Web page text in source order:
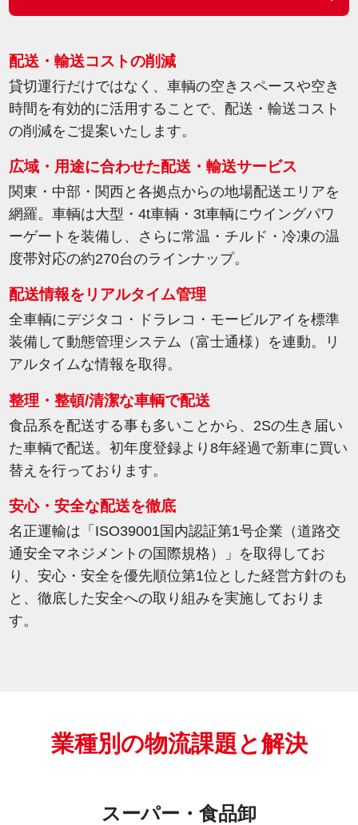
配送・輸送コストの削減
貸切運行だけではなく、車輌の空きスペースや空き
時間を有効的に活用することで、配送・輸送コスト
の削減をご提案いたします。
広域・用途に合わせた配送・輸送サービス
関東・中部・関西と各拠点からの地場配送エリアを
網羅。車輌は大型・4t車輌・3t車輌にウイングパワ
ーゲートを装備し、さらに常温・チルド・冷凍の温
度帯対応の約270台のラインナップ。
配送情報をリアルタイム管理
全車輌にデジタコ・ドラレコ・モービルアイを標準
装備して動態管理システム（富士通様）を連動。リ
アルタイムな情報を取得。
整理・整頓/清潔な車輌で配送
食品系を配送する事も多いことから、2Sの生き届い
た車輌で配送。初年度登録より8年経過で新車に買い
替えを行っております。
安心・安全な配送を徹底
名正運輸は「ISO39001国内認証第1号企業（道路交
通安全マネジメントの国際規格）」を取得してお
り、安心・安全を優先順位第1位とした経営方針のも
と、徹底した安全への取り組みを実施しておりま
す。
業種別の物流課題と解決
スーパー・食品卸